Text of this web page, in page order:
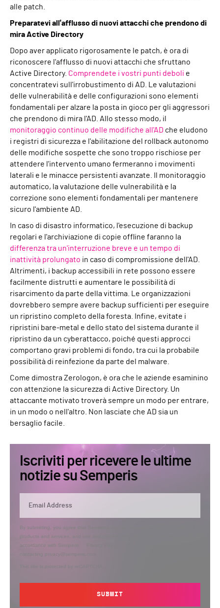
alle patch.
Preparatevi all'afflusso di nuovi attacchi che prendono di
mira Active Directory
Dopo aver applicato rigorosamente le patch, è ora di
riconoscere l'afflusso di nuovi attacchi che sfruttano
Active Directory. Comprendete i vostri punti deboli e
concentratevi sull'irrobustimento di AD. Le valutazioni
delle vulnerabilità e delle configurazioni sono elementi
fondamentali per alzare la posta in gioco per gli aggressori
che prendono di mira l'AD. Allo stesso modo, il
monitoraggio continuo delle modifiche all'AD che eludono
i registri di sicurezza e l'abilitazione del rollback autonomo
delle modifiche sospette che sono troppo rischiose per
attendere l'intervento umano fermeranno i movimenti
laterali e le minacce persistenti avanzate. Il monitoraggio
automatico, la valutazione delle vulnerabilità e la
correzione sono elementi fondamentali per mantenere
sicuro l'ambiente AD.
In caso di disastro informatico, l'esecuzione di backup
regolari e l'archiviazione di copie offline faranno la
differenza tra un'interruzione breve e un tempo di
inattività prolungato in caso di compromissione dell'AD.
Altrimenti, i backup accessibili in rete possono essere
facilmente distrutti e aumentare le possibilità di
risarcimento da parte della vittima. Le organizzazioni
dovrebbero sempre avere backup sufficienti per eseguire
un ripristino completo della foresta. Infine, evitate i
ripristini bare-metal e dello stato del sistema durante il
ripristino da un cyberattacco, poiché questi approcci
comportano gravi problemi di fondo, tra cui la probabile
possibilità di reinfezione da parte del malware.
Come dimostra Zerologon, è ora che le aziende esaminino
con attenzione la sicurezza di Active Directory. Un
attaccante motivato troverà sempre un modo per entrare,
in un modo o nell'altro. Non lasciate che AD sia un
bersaglio facile.
Iscriviti per ricevere le ultime
notizie su Semperis
By submitting, you agree that Semperis may send you information regarding its
products and services, and use and process your personal information in
accordance with Semperis’
contacting privacy@semperis.com.
This site is protected by reCAPTCHA.
SUBMIT